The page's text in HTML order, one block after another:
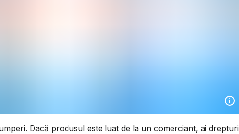
Dacă produsul este luat de la un comerciant, ai drepturi